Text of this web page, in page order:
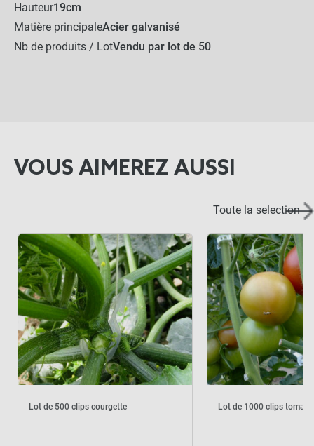
Hauteur19cm
Matière principaleAcier galvanisé
Nb de produits / LotVendu par lot de 50
VOUS AIMEREZ AUSSI
Toute la selection
Lot de 500 clips courgette Lot de 1000 clips tomate